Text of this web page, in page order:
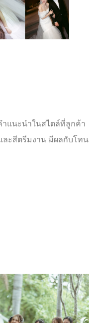
ำแนะนำในสไตล์ที่ลูกค้า
ละสีตรีมงาน มีผลกับโทน